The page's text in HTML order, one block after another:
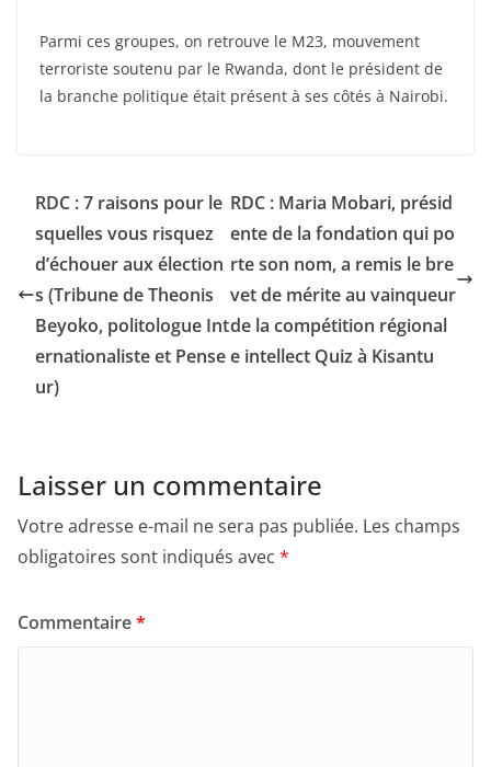
Parmi ces groupes, on retrouve le M23, mouvement
terroriste soutenu par le Rwanda, dont le président de
la branche politique était présent à ses côtés à Nairobi.
RDC : 7 raisons pour le
squelles vous risquez
d’échouer aux élection
s (Tribune de Theonis
Beyoko, politologue Int
ernationaliste et Pense
ur)
RDC : Maria Mobari, présid
ente de la fondation qui po
rte son nom, a remis le bre
vet de mérite au vainqueur
de la compétition régional
e intellect Quiz à Kisantu
Laisser un commentaire
Votre adresse e-mail ne sera pas publiée. Les champs
obligatoires sont indiqués avec *
Commentaire*